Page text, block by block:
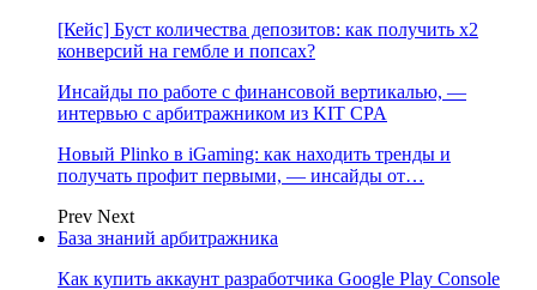
[Кейс] Буст количества депозитов: как получить х2
конверсий на гембле и попсах?
Инсайды по работе с финансовой вертикалью, —
интервью с арбитражником из KIT CPA
Новый Plinko в iGaming: как находить тренды и
получать профит первыми, — инсайды от…
Prev Next
База знаний арбитражника
Как купить аккаунт разработчика Google Play Console